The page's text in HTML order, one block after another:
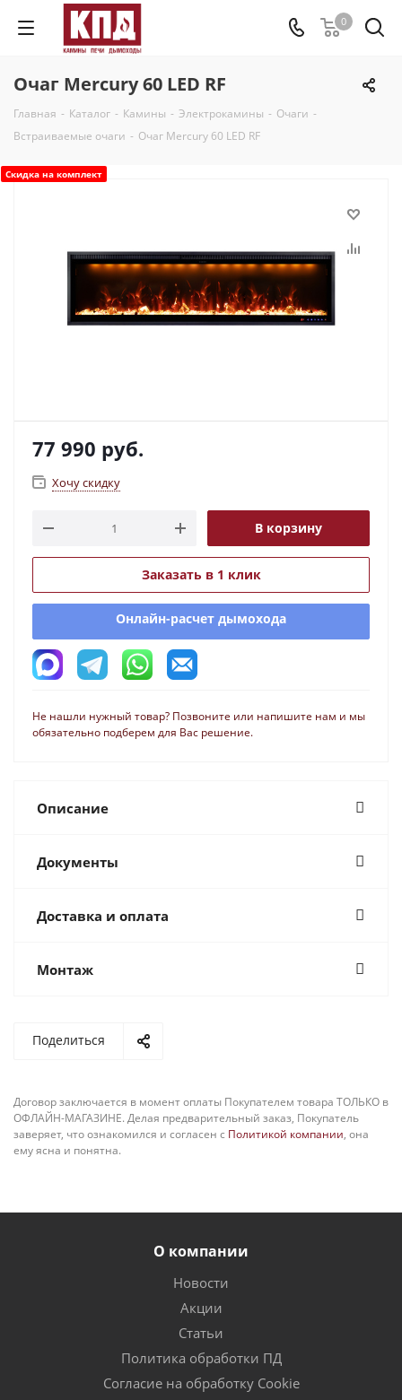
0
Очаг Mercury 60 LED RF
Главная - Каталог - Камины - Электрокамины - Очаги -
Встраиваемые очаги - Очаг Mercury 60 LED RF
Скидка на комплект
77 990 руб.
Хочу скидку
В корзину
Заказать в 1 клик
Онлайн-расчет дымохода
Не нашли нужный товар? Позвоните или напишите нам и мы
обязательно подберем для Вас решение.
Описание
Документы
Доставка и оплата
Монтаж
Поделиться
Договор заключается в момент оплаты Покупателем товара ТОЛЬКО в
ОФЛАЙН-МАГАЗИНЕ. Делая предварительный заказ, Покупатель
заверяет, что ознакомился и согласен с Политикой компании, она
ему ясна и понятна.
О компании
Новости
Акции
Статьи
Политика обработки ПД
Согласие на обработку Cookie